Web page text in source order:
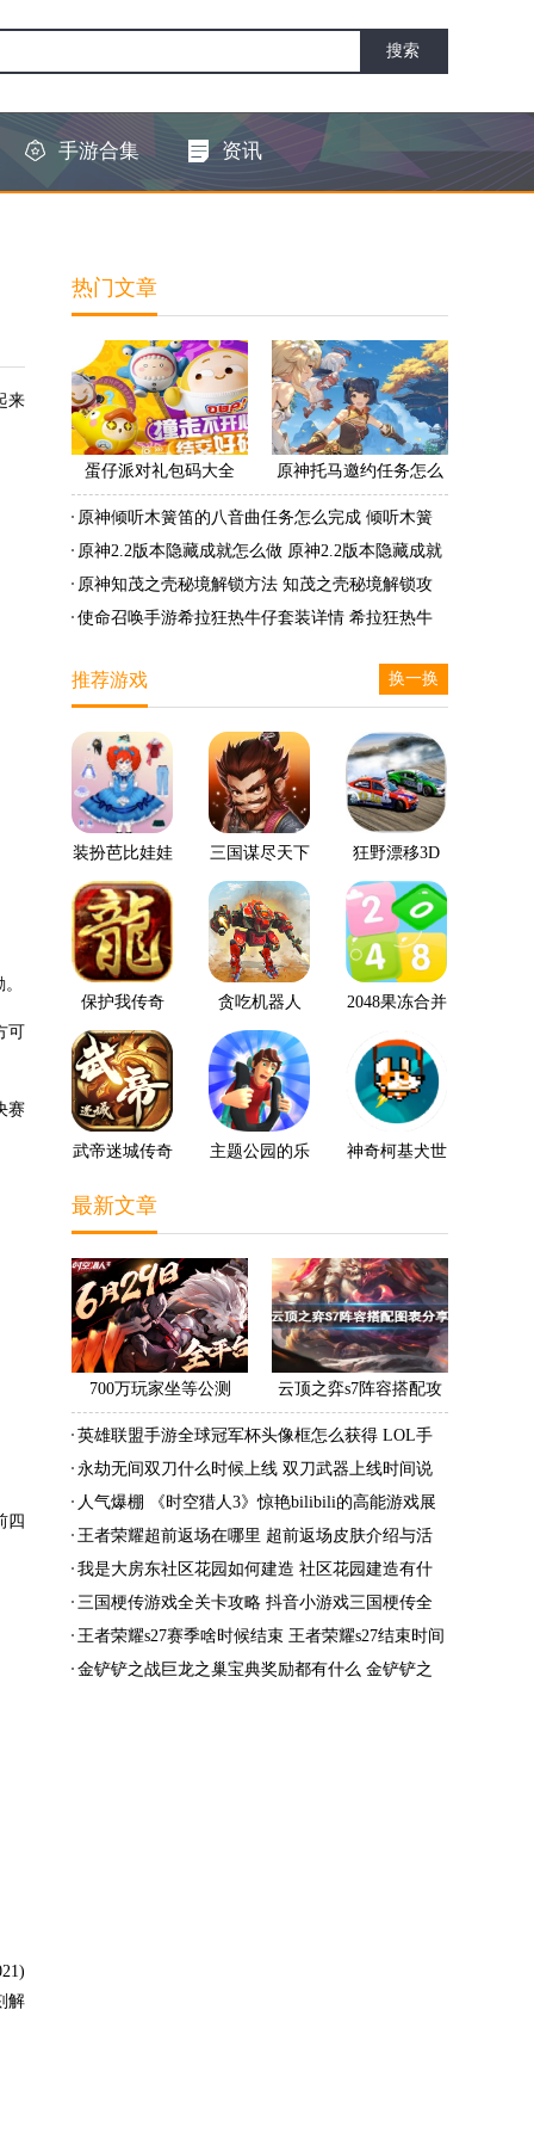
手游合集 资讯
来
可
赛
四
解
热门文章
蛋仔派对礼包码大全
2022 蛋仔派对礼包码怎
么兑换
原神托马邀约任务怎么
做 原神托马邀约任务怎
么完成
原神倾听木簧笛的八音曲任务怎么完成 倾听木簧
笛的八音曲任务攻略
原神2.2版本隐藏成就怎么做 原神2.2版本隐藏成就
有哪些
原神知茂之壳秘境解锁方法 知茂之壳秘境解锁攻
略使命召唤手游希拉狂热牛仔套装详情 希拉狂热牛
推荐游戏 换一换
装扮芭比娃娃 三国谋尽天下 狂野漂移3D
保护我传奇 贪吃机器人 2048果冻合并
武帝迷城传奇
主题公园的乐
神奇柯基犬世
最新文章
700万玩家坐等公测
《时空猎人3》老玩家加
云顶之弈s7阵容搭配攻
略 s7最强阵容搭配组成
大全最新
英雄联盟手游全球冠军杯头像框怎么获得 LOL手
游2022全球冠军杯头像框领取活动
永劫无间双刀什么时候上线 双刀武器上线时间说
明与分享
人气爆棚 《时空猎人3》惊艳bilibili的高能游戏展
发布会
王者荣耀超前返场在哪里 超前返场皮肤介绍与活
动一览
我是大房东社区花园如何建造 社区花园建造有什
么条件
三国梗传游戏全关卡攻略 抖音小游戏三国梗传全
结局一览
王者荣耀s27赛季啥时候结束 王者荣耀s27结束时间
金铲铲之战巨龙之巢宝典奖励都有什么 金铲铲之